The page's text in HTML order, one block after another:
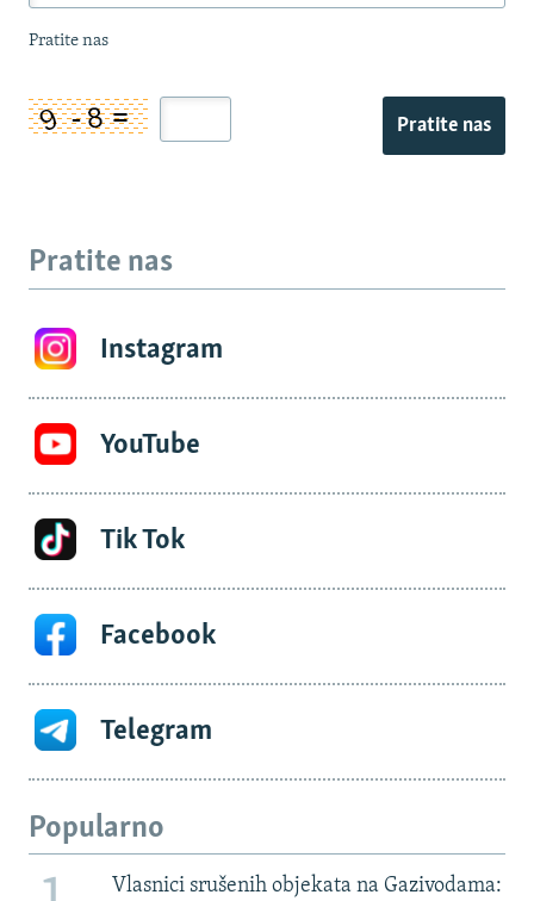
Pratite nas
Pratite nas
Pratite nas
Instagram
YouTube
Tik Tok
Facebook
Telegram
Popularno
Vlasnici srušenih objekata na Gazivodama: